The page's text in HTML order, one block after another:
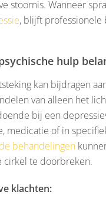
stoornis. Wanneer
, blijft professionele
hulp
kan bijdragen
van alleen het
bij een
medicatie of in
behandelingen
cirkel te doorbreken.
klachten: